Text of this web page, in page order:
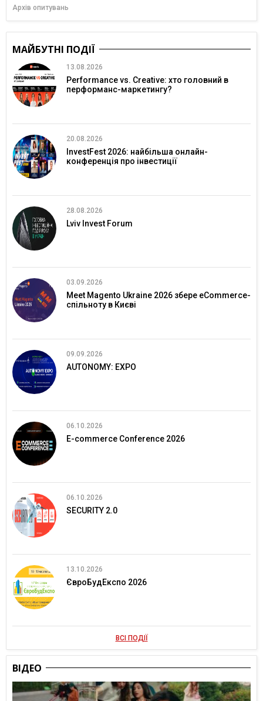
Архів опитувань
МАЙБУТНІ ПОДІЇ
13.08.2026
Performance vs. Creative: хто головний в
перформанс-маркетингу?
20.08.2026
InvestFest 2026: найбільша онлайн-
конференція про інвестиції
28.08.2026
Lviv Invest Forum
03.09.2026
Meet Magento Ukraine 2026 збере eCommerce-
спільноту в Києві
09.09.2026
AUTONOMY: EXPO
06.10.2026
E-commerce Conference 2026
06.10.2026
SECURITY 2.0
13.10.2026
ЄвроБудЕкспо 2026
ВСІ ПОДІЇ
ВІДЕО